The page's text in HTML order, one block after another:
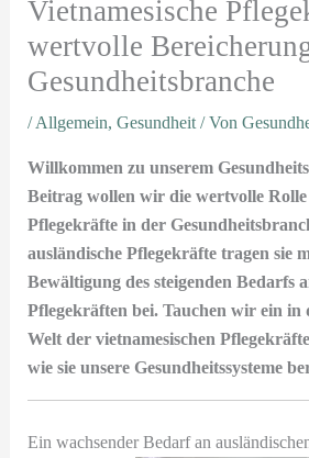
Vietnamesische
wertvolle
Gesundheitsbranche
/Allgemein,Gesundheit/ Von
Willkommen zu unserem
Beitrag wollen wir die wertvolle Rolle
Pflegekräfte in der
ausländische Pflegekräfte tragen sie
Bewältigung des steigenden Bedarfs
Pflegekräften bei. Tauchen wir ein in
Welt der vietnamesischen
wie sie unsere Gesundheitssysteme
Ein wachsender Bedarf an